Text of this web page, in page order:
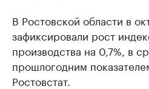
В Ростовской области в
зафиксировали рост
производства на 0,7%, в
прошлогодним
Ростовстат.